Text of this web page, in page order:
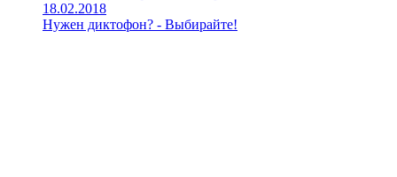
18.02.2018
Нужен диктофон? - Выбирайте!